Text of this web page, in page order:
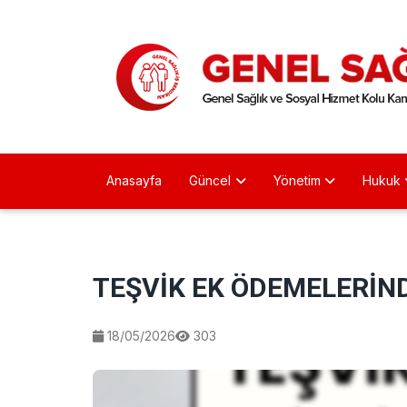
Anasayfa Güncel Yönetim Hukuk
TEŞVİK EK
18/05/2026 303